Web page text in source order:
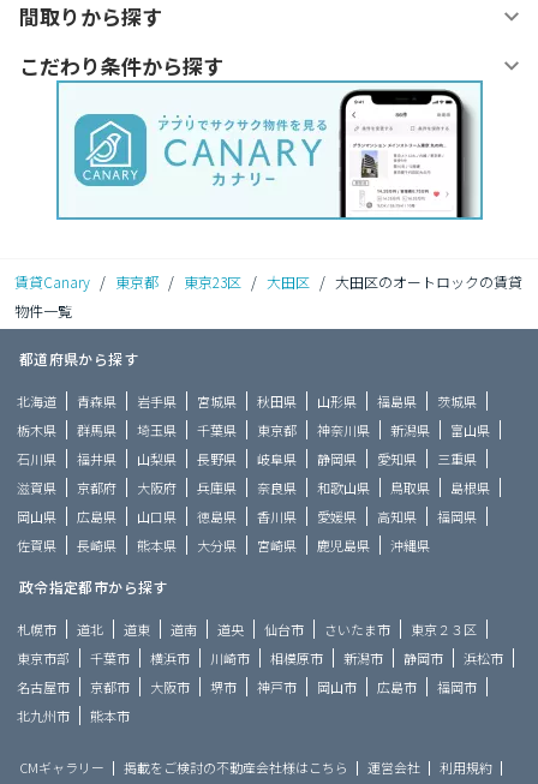
間取りから探す
こだわり条件から探す
賃貸Canary / 東京都 / 東京23区 / 大田区 / 大田区のオートロックの賃貸
物件一覧
都道府県から探す
北海道 青森県 岩手県 宮城県 秋田県 山形県 福島県
茨城県
栃木県
群馬県 埼玉県 千葉県 東京都 神奈川県 新潟県
富山県
石川県
福井県 山梨県 長野県 岐阜県 静岡県 愛知県
三重県
滋賀県
京都府 大阪府 兵庫県 奈良県 和歌山県 鳥取県
島根県
岡山県
広島県 山口県 徳島県 香川県 愛媛県 高知県
福岡県
佐賀県
長崎県 熊本県 大分県 宮崎県 鹿児島県 沖縄県
政令指定都市から探す
札幌市 道北 道東 道南 道央 仙台市 さいたま市
東京２３区
東京市部
千葉市 横浜市 川崎市 相模原市 新潟市 静岡市
浜松市
名古屋市
京都市 大阪市 堺市 神戸市 岡山市 広島市
福岡市
北九州市
熊本市
CMギャラリー 掲載をご検討の不動産会社様はこちら 運営会社
利用規約